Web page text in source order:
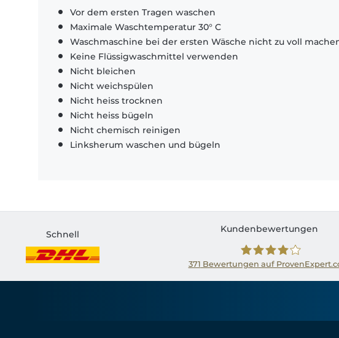
Vor dem ersten Tragen waschen
Maximale Waschtemperatur 30° C
Waschmaschine bei der ersten Wäsche nicht zu voll
Keine Flüssigwaschmittel verwenden
Nicht bleichen
Nicht weichspülen
Nicht heiss trocknen
Nicht heiss bügeln
Nicht chemisch reinigen
Linksherum waschen und bügeln
Schnell
Kundenbewertungen
371 Bewertungen auf